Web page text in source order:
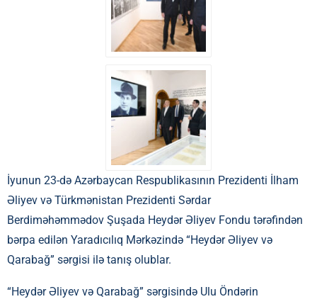
İyunun 23-də Azərbaycan Respublikasının Prezidenti İlham
Əliyev və Türkmənistan Prezidenti Sərdar
Berdiməhəmmədov Şuşada Heydər Əliyev Fondu tərəfindən
bərpa edilən Yaradıcılıq Mərkəzində “Heydər Əliyev və
Qarabağ” sərgisi ilə tanış olublar.
“Heydər Əliyev və Qarabağ” sərgisində Ulu Öndərin